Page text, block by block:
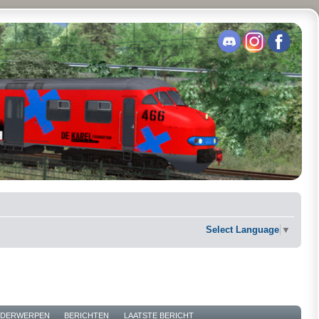
Select Language ▼
BERICHTEN LAATSTE BERICHT